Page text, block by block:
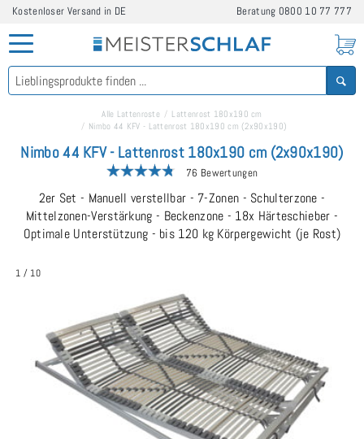
Kostenloser Versand in DE Beratung 0800 10 77 777
Alle Lattenroste
Lattenrost 180x190 cm
Nimbo 44 KFV - Lattenrost 180x190 cm (2x90x190)
Nimbo 44 KFV - Lattenrost 180x190 cm (2x90x190)
76 Bewertungen
2er Set - Manuell verstellbar - 7-Zonen - Schulterzone -
Mittelzonen-Verstärkung - Beckenzone - 18x Härteschieber -
Optimale Unterstützung - bis 120 kg Körpergewicht (je Rost)
1 / 10